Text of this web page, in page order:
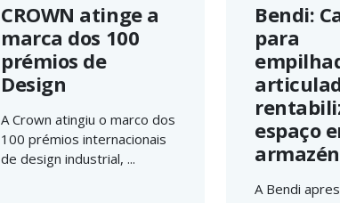
CROWN atinge a
marca dos 100
prémios de
Design
A Crown atingiu o marco dos
100 prémios internacionais
de design industrial, ...
Bendi:
para
espaço
A Bendi